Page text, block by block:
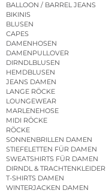
BALLOON / BARREL JEANS
BIKINIS
BLUSEN
CAPES
DAMENHOSEN
DAMENPULLOVER
DIRNDLBLUSEN
HEMDBLUSEN
JEANS DAMEN
LANGE RÖCKE
LOUNGEWEAR
MARLENEHOSE
MIDI RÖCKE
RÖCKE
SONNENBRILLEN DAMEN
STIEFELETTEN FÜR DAMEN
SWEATSHIRTS FÜR DAMEN
DIRNDL & TRACHTENKLEIDER
T-SHIRTS DAMEN
WINTERJACKEN DAMEN